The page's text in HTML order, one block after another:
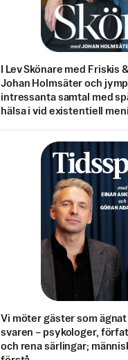
I Lev Skönare med
Johan Holmsäter och
intressanta samtal med
hälsa i vid existentiell
Vi möter gäster som
svaren – psykologer,
och rena särlingar;